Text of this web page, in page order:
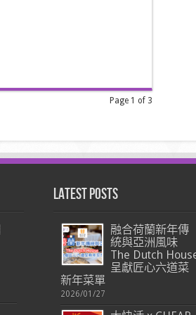
Page 1 of 3
Latest Posts
融合荷蘭新年傳
統與亞洲風味
The Dutch
呈獻匠心六道菜
新年菜單
2026/01/27